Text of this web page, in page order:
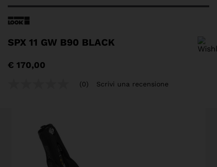
SPX 11 GW B90 BLACK
€ 170,00
(0) Scrivi una recensione